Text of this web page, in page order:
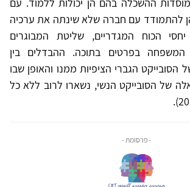
להתמודד עם חברה שלא שינתה את ערכיה
הכוח המגדריים, שליטת המבוגרים
המשפחה בפרטים בתוכה. ההבדלים בין
הסובייקט הגברי הציפיות ממנו והאופן שבו
של הסובייקט הנשי, נשארו לרוב ללא כל
- פרסומת -